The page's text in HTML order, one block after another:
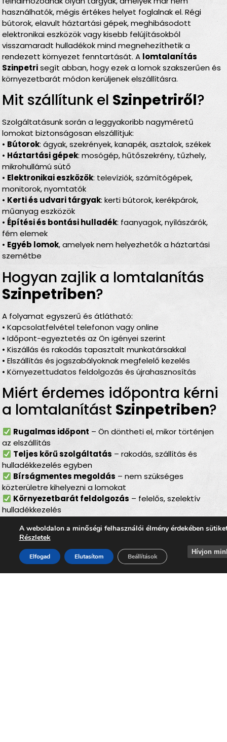
használhatók, mégis értékes helyet foglalnak el. Régi
bútorok, elavult háztartási gépek, meghibásodott
elektronikai eszközök vagy kisebb felújításokból
visszamaradt hulladékok mind megnehezíthetik a
rendezett környezet fenntartását. A lomtalanítás
Szinpetrisegít abban, hogy ezek a lomok szakszerűen és
környezetbarát módon kerüljenek elszállításra.
Mit szállítunk el Szinpetriről?
Szolgáltatásunk során a leggyakoribb nagyméretű
lomokat biztonságosan elszállítjuk:
• Bútorok: ágyak, szekrények, kanapék, asztalok, székek
• Háztartási gépek: mosógép, hűtőszekrény, tűzhely,
mikrohullámú sütő
• Elektronikai eszközök: televíziók, számítógépek,
monitorok, nyomtatók
• Kerti és udvari tárgyak: kerti bútorok, kerékpárok,
műanyag eszközök
• Építési és bontási hulladék: faanyagok, nyílászárók,
fém elemek
• Egyéb lomok, amelyek nem helyezhetők a háztartási
szemétbe
Hogyan zajlik a lomtalanítás
Szinpetriben?
A folyamat egyszerű és átlátható:
• Kapcsolatfelvétel telefonon vagy online
• Időpont-egyeztetés az Ön igényei szerint
• Kiszállás és rakodás tapasztalt munkatársakkal
• Elszállítás és jogszabályoknak megfelelő kezelés
• Környezettudatos feldolgozás és újrahasznosítás
Miért érdemes időpontra kérni
a lomtalanítást Szinpetriben?
Rugalmas időpont – Ön döntheti el, mikor történjen
az elszállítás
Teljes körű szolgáltatás – rakodás, szállítás és
hulladékkezelés egyben
Bírságmentes megoldás – nem szükséges
közterületre kihelyezni a lomokat
Környezetbarát feldolgozás – felelős, szelektív
hulladékkezelés
lebonyolítás
Akárköltözés, felújítás, öröklés, padlás- vagy
pinceürítés, udvartakarítás vagy régi bútorok
lecserélése előttáll, alomtalanítás Szinpetriminden
A weboldalon a minőségi felhasználói élmény érdekében
Részletek
Elfogad Elutasítom Beállítások
Hívjon